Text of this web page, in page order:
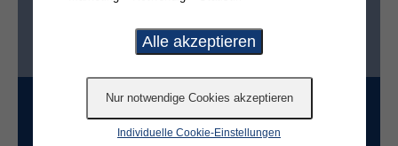
Ist der Friedhof im selben Ort?*
Individuelle Cookie-Einstellungen